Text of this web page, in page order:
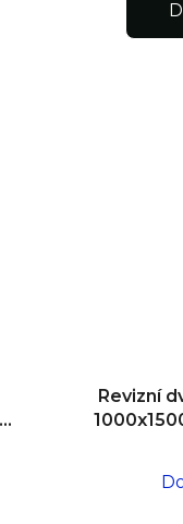
Revizní